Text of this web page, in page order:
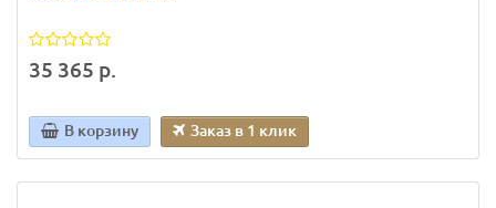
35 365 р.
В корзину Заказ в 1 клик